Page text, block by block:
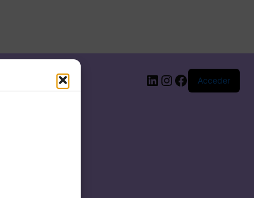
LinkedIn
Instagram
Facebook
Acceder